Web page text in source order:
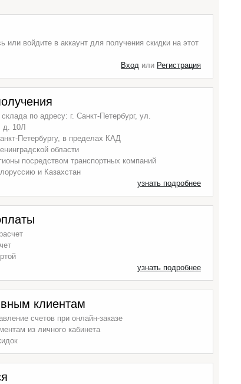
или войдите в аккаунт для получения скидки на этот
Вход или Регистрация
по адресу: г. Санкт-Петербург, ул.
д. 10Л
Петербургу, в пределах КАД
области
посредством транспортных компаний
и Казахстан
узнать подробнее
узнать подробнее
клиентам
счетов при онлайн-заказе
из личного кабинета